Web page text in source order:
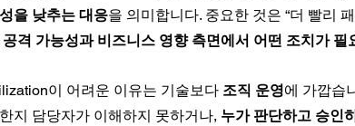
을 낮추는 대응을 의미합니다. 중요한 것은 “더 빨리
공격 가능성과 비즈니스 영향 측면에서 어떤 조치가 필
이 어려운 이유는 기술보다 조직 운영에 가깝습
지 담당자가 이해하지 못하거나, 누가 판단하고 승인